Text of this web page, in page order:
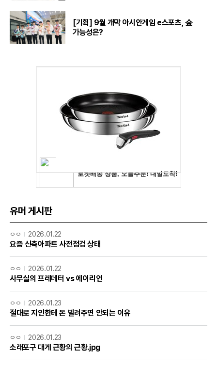
[기획] 9월 개막 아시안게임 e스포츠, 金
가능성은?
유머 게시판
ㅇㅇ 2026.01.22
요즘 신축아파트 사전점검 상태
ㅇㅇ 2026.01.22
사무실의 프레데터 vs 에이리언
ㅇㅇ 2026.01.23
절대로 지인한테 돈 빌려주면 안되는 이유
ㅇㅇ 2026.01.23
소래포구 대게 근황의 근황.jpg